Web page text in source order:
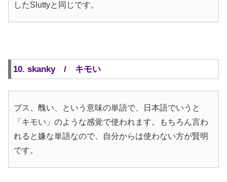
したSluttyと同じです。
10. skanky / キモい
ブス、醜い、という意味の単語で、日本語でいうと
「キモい」のような感覚で使われます。もちろん言わ
れると嫌な単語なので、自分からは使わない方が賢明
です。